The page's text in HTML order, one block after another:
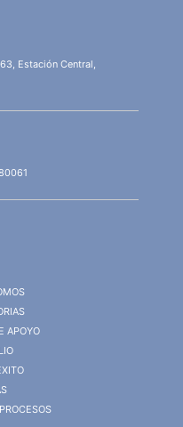
Estación Central,
APOYO